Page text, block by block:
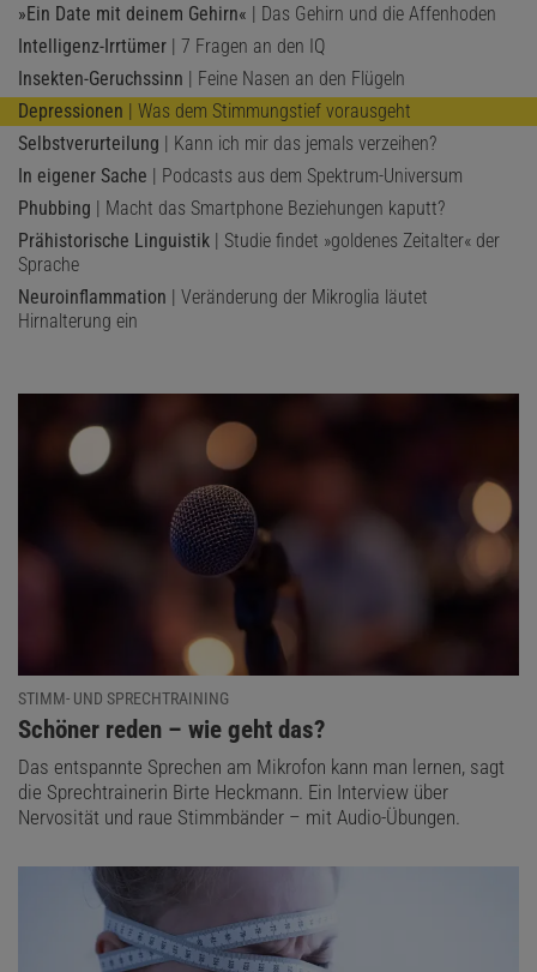
»Ein Date mit deinem Gehirn« | Das Gehirn und die Affenhoden
Intelligenz-Irrtümer | 7 Fragen an den IQ
Insekten-Geruchssinn | Feine Nasen an den Flügeln
Depressionen | Was dem Stimmungstief vorausgeht
Selbstverurteilung | Kann ich mir das jemals verzeihen?
In eigener Sache | Podcasts aus dem Spektrum-Universum
Phubbing | Macht das Smartphone Beziehungen kaputt?
Prähistorische Linguistik | Studie findet »goldenes Zeitalter« der
Sprache
Neuroinflammation | Veränderung der Mikroglia läutet
Hirnalterung ein
STIMM- UND SPRECHTRAINING
:
Schöner reden – wie geht das?
Das entspannte Sprechen am Mikrofon kann man lernen, sagt
die Sprechtrainerin Birte Heckmann. Ein Interview über
Nervosität und raue Stimmbänder – mit Audio-Übungen.